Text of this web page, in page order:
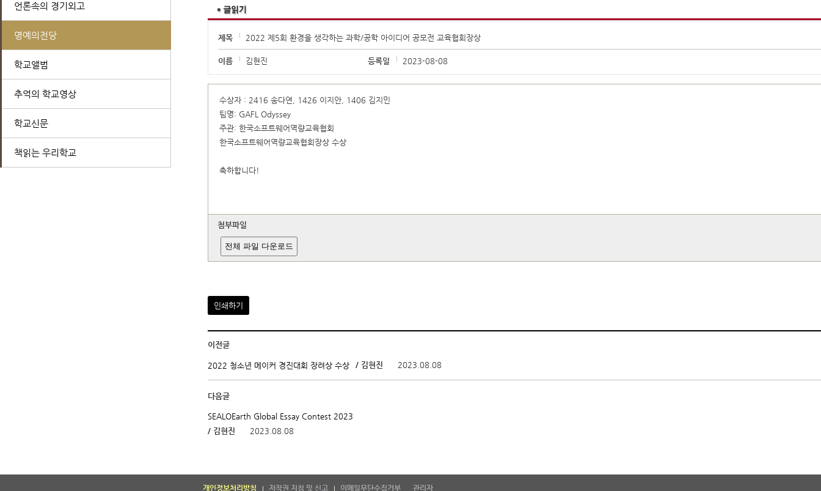
언론속의 경기외고
명예의전당
학교앨범
추억의 학교영상
학교신문
책읽는 우리학교
제목 2022 제5회 환경을 생각하는 과학/공학 아이디어 공모전 교육협회장상
이름 김현진 등록일 2023-08-08
수상자 : 2416 송다연, 1426 이지안, 1406 김지민
팀명: GAFL Odyssey
주관: 한국소프트웨어역량교육협회
한국소프트웨어역량교육협회장상 수상
축하합니다!
첨부파일
전체 파일 다운로드
인쇄하기
이전글
2022 청소년 메이커 경진대회 장려상 수상 / 김현진 2023.08.08
다음글
SEALOEarth Global Essay Contest 2023
/ 김현진
2023.08.08
개인정보처리방침 저작권 지침 및 신고 이메일무단수집거부 관리자